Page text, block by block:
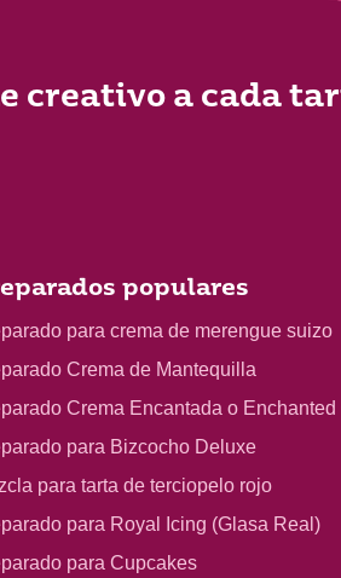
creativo a cada
populares
para crema de merengue suizo
Crema de Mantequilla
Crema Encantada o
para Bizcocho Deluxe
para tarta de terciopelo rojo
para Royal Icing (Glasa Real)
para Cupcakes